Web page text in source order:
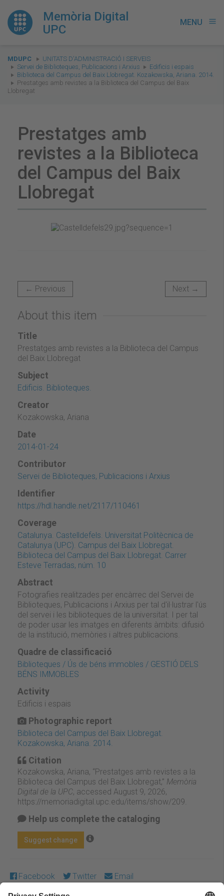
Memòria Digital
UPC
MENU menu
You
are
here:
MDUPC
UNITATS D'ADMINISTRACIÓ I SERVEIS
Servei de Biblioteques, Publicacions i Arxius
Edificis i espais
Biblioteca del Campus del Baix Llobregat. Kozakowska, Ariana. 2014.
Prestatges amb revistes a la Biblioteca del Campus del Baix
Llobregat
Prestatges amb
revistes a la Biblioteca
del Campus del Baix
Llobregat
← Previous Next →
About this item
Title
Prestatges amb revistes a la Biblioteca del Campus
del Baix Llobregat
Subject
Edificis. Biblioteques.
Creator
Kozakowska, Ariana
Date
2014-01-24
Contributor
Servei de Biblioteques, Publicacions i Arxius
Identifier
https://hdl.handle.net/2117/110461
Coverage
Catalunya. Castelldefels. Universitat Politècnica de
Catalunya (UPC). Campus del Baix Llobregat.
Biblioteca del Campus del Baix Llobregat. Carrer
Esteve Terradas, núm. 10
Abstract
Fotografies realitzades per encàrrec del Servei de
Biblioteques, Publicacions i Arxius per tal d'il·lustrar l'ús
del servei i les biblioteques de la universitat. I per tal
de poder usar les imatges en diferents àmbits: difusió
de la institució, memòries i altres publicacions.
Quadre de classificació
Biblioteques / Ús de béns immobles / GESTIÓ DELS
BÉNS IMMOBLES
Activity
Edificis i espais
Photographic report
Biblioteca del Campus del Baix Llobregat.
Kozakowska, Ariana. 2014.
Citation
Kozakowska, Ariana, “Prestatges amb revistes a la
Biblioteca del Campus del Baix Llobregat,” Memòria
Digital de la UPC, accessed August 9, 2026,
https://memoriadigital.upc.edu/items/show/209
Help us complete the cataloging
Suggest change
Facebook Twitter Email